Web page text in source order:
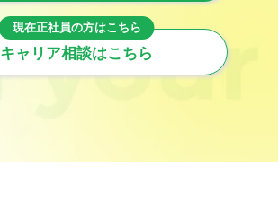
キャリア相談はこちら